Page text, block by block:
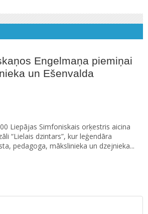
Engelmaņa piemiņai
un Ešenvalda
Liepājas Simfoniskais orķestris aicina
“Lielais dzintars”, kur leģendāra
pedagoga, mākslinieka un dzejnieka...